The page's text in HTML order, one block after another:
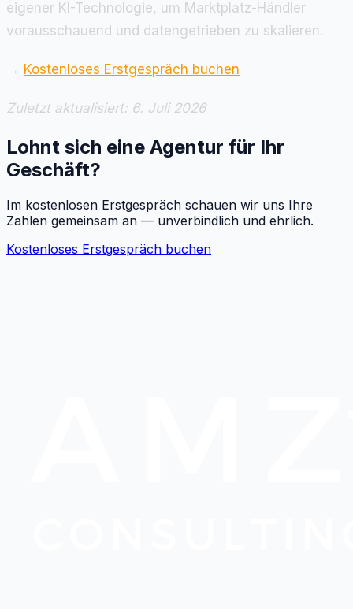
eigener KI-Technologie, um Marktplatz-Händler
vorausschauend und datengetrieben zu skalieren.
→ Kostenloses Erstgespräch buchen
Zuletzt aktualisiert: 6. Juli 2026
Lohnt sich eine Agentur für Ihr
Geschäft?
Im kostenlosen Erstgespräch schauen wir uns Ihre
Zahlen gemeinsam an — unverbindlich und ehrlich.
Kostenloses Erstgespräch buchen